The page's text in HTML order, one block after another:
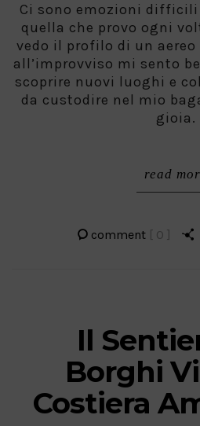
Ci sono emozioni difficili
quella che provo ogni
vedo il profilo di un
all’improvviso mi sento
scoprire nuovi luoghi e
da custodire nel mio
gioia.
read
comment [ 0 ]
Il
Borghi
Costiera